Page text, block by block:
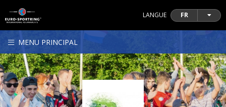
LANGUE FR
MENU PRINCIPAL